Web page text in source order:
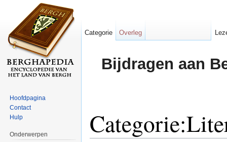
Bijdragen aan
Categorie Overleg
Hoofdpagina
Contact
Hulp
Onderwerpen